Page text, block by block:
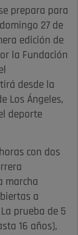
prepara para
27 de
edición de
la Fundación
desde la
Los Ángeles,
deporte
con dos
marcha
a
prueba de 5
16 años),